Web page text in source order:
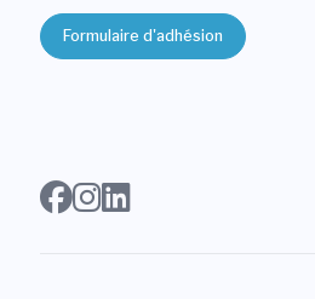
Formulaire d'adhésion